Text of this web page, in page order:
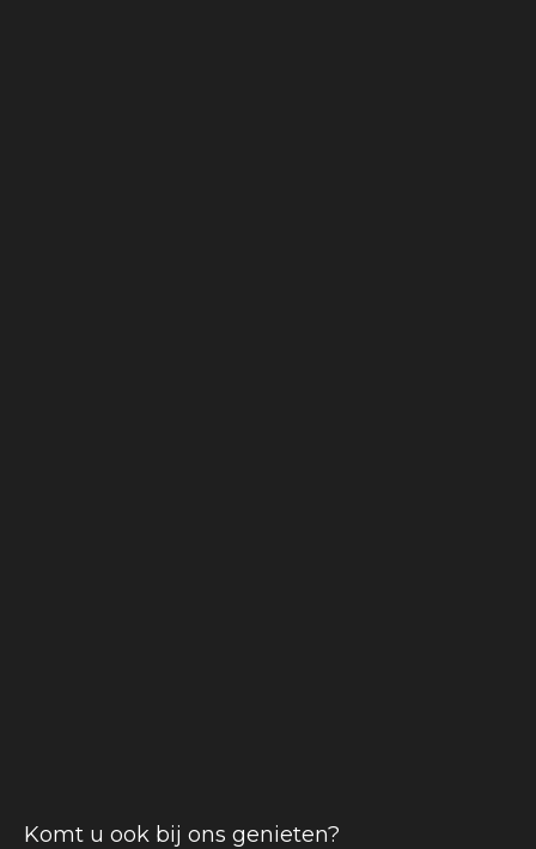
Komt u ook bij ons genieten?